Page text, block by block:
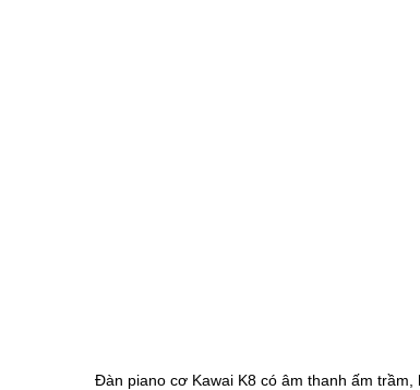
Đàn piano cơ Kawai K8 có âm thanh ấm